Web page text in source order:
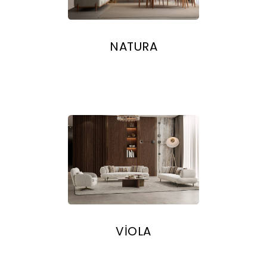
NATURA
VİOLA